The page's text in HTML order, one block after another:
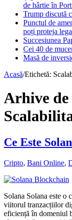
de hârtie în
Trump discută
Punctul de
poți proteja
Succesiunea
Cei 40 de
Masă de
Acasă/Etichetă:
Arhive de
Ce Este
Cripto, Bani Online,
Solana Solana este o
viitorul tranzacțiilor
eficiență în domeniul